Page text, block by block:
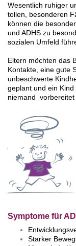
Wesentlich ruhiger
tollen, besonderen
können die
und ADHS zu
sozialen Umfeld
Eltern möchten das
Kontakte, eine gute
unbeschwerte
geplant und ein
niemand vorbereitet
Symptome für
Starker